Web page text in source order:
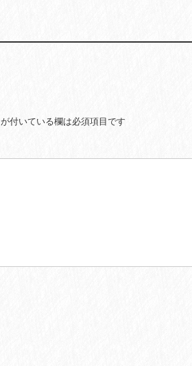
が付いている欄は必須項目です